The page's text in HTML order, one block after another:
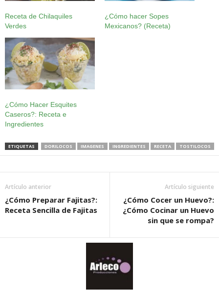
Receta de Chilaquiles
Verdes
¿Cómo hacer Sopes
Mexicanos? (Receta)
¿Cómo Hacer Esquites
Caseros?: Receta e
Ingredientes
ETIQUETAS DORILOCOS IMAGENES INGREDIENTES RECETA TOSTILOCOS
Artículo anterior
¿Cómo Preparar Fajitas?:
Receta Sencilla de Fajitas
Artículo siguiente
¿Cómo Cocer un Huevo?:
¿Cómo Cocinar un Huevo
sin que se rompa?